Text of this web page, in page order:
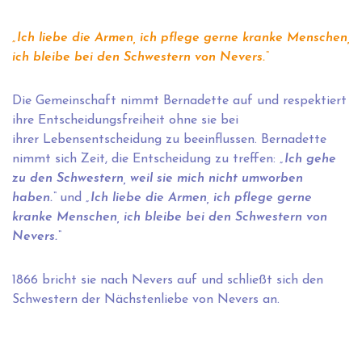
„Ich liebe die Armen, ich pflege gerne kranke Menschen,
ich bleibe bei den Schwestern von Nevers.“
Die Gemeinschaft nimmt Bernadette auf und respektiert
ihre Entscheidungsfreiheit ohne sie bei
ihrer Lebensentscheidung zu beeinflussen. Bernadette
nimmt sich Zeit, die Entscheidung zu treffen: „Ich gehe
zu den Schwestern, weil sie mich nicht umworben
haben.“
und „Ich liebe die Armen, ich pflege gerne
kranke Menschen, ich bleibe bei den Schwestern von
Nevers.“
1866 bricht sie nach Nevers auf und schließt sich den
Schwestern der Nächstenliebe von Nevers an.